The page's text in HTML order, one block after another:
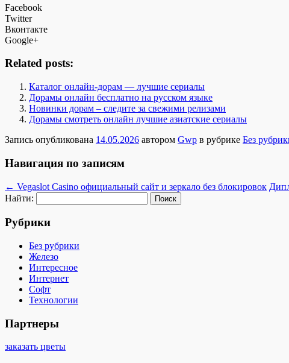
Facebook
Twitter
Вконтакте
Google+
Related posts:
Каталог онлайн-дорам — лучшие сериалы
Дорамы онлайн бесплатно на русском языке
Новинки дорам – следите за свежими релизами
Дорамы смотреть онлайн лучшие азиатские сериалы
Запись опубликована 14.05.2026 автором Gwp в рубрике Без
Навигация по записям
← Vegaslot Casino официальный сайт и зеркало без блокировок
Найти:
Рубрики
Без рубрики
Железо
Интересное
Интернет
Софт
Технологии
Партнеры
заказать цветы